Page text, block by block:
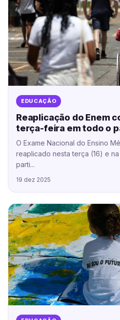
EDUCAÇÃO
Reaplicação do Enem
terça-feira em todo o
O Exame Nacional do Ensino
reaplicado nesta terça (16) e
parti...
19 dez 2025